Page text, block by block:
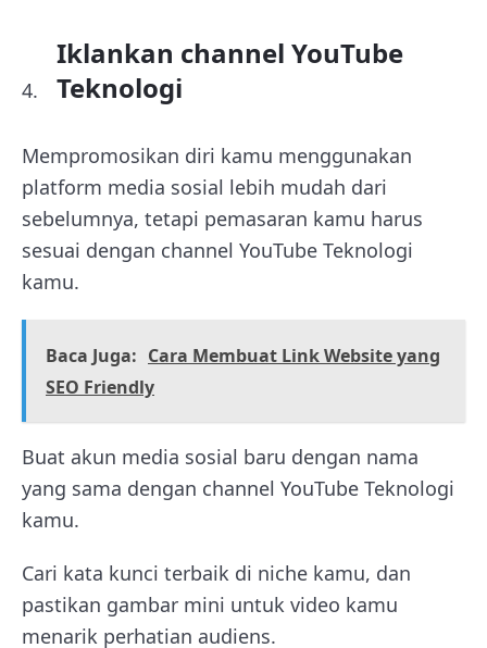
Iklankan channel YouTube
Teknologi
Mempromosikan diri kamu menggunakan
platform media sosial lebih mudah dari
sebelumnya, tetapi pemasaran kamu harus
sesuai dengan channel YouTube Teknologi
kamu.
Baca Juga: Cara Membuat Link Website yang
SEO Friendly
Buat akun media sosial baru dengan nama
yang sama dengan channel YouTube Teknologi
kamu.
Cari kata kunci terbaik di niche kamu, dan
pastikan gambar mini untuk video kamu
menarik perhatian audiens.